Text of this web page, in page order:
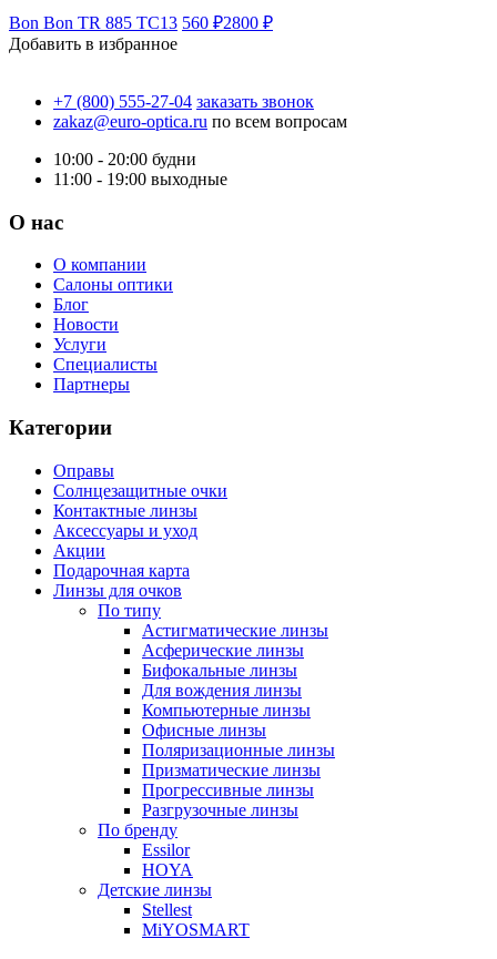
Bon Bon TR 885 TC13 560 ₽2800 ₽
Добавить в избранное
+7 (800) 555-27-04 заказать звонок
zakaz@euro-optica.ru по всем вопросам
10:00 - 20:00 будни
11:00 - 19:00 выходные
О нас
О компании
Салоны оптики
Блог
Новости
Услуги
Специалисты
Партнеры
Категории
Оправы
Солнцезащитные очки
Контактные линзы
Аксессуары и уход
Акции
Подарочная карта
Линзы для очков
По типу
Астигматические линзы
Асферические линзы
Бифокальные линзы
Для вождения линзы
Компьютерные линзы
Офисные линзы
Поляризационные линзы
Призматические линзы
Прогрессивные линзы
Разгрузочные линзы
По бренду
Essilor
HOYA
Детские линзы
Stellest
MiYOSMART